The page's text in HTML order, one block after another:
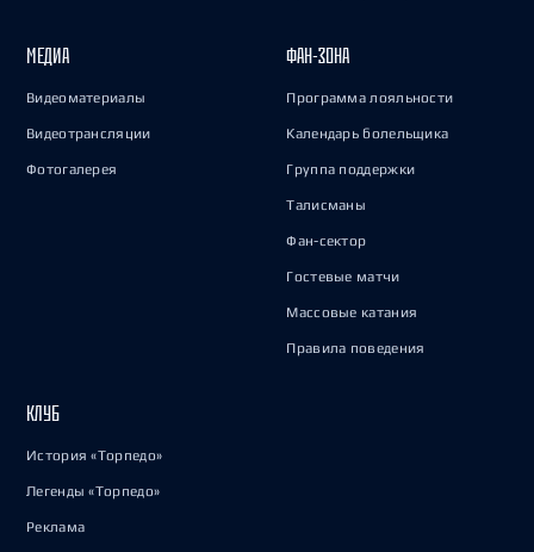
МЕДИА
Видеоматериалы
Видеотрансляции
Фотогалерея
ФАН-ЗОНА
Программа лояльности
Календарь болельщика
Группа поддержки
Талисманы
Фан-сектор
Гостевые матчи
Массовые катания
Правила поведения
КЛУБ
История «Торпедо»
Легенды «Торпедо»
Реклама